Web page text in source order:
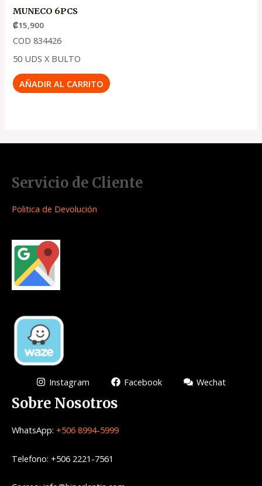
MUNECO 6PCS
₡15,900
COD 834426
50 UDS X BULTO
AÑADIR AL CARRITO
Servicio de Cliente
Politica de Devolución
Instagram Facebook Wechat
Sobre Nosotros
WhatsApp: +506 8994-5999
Telefono: +506 2221-7561